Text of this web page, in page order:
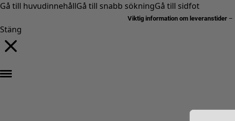
Gå till huvudinnehållGå till snabb sökningGå till sidfot
Viktig information om leveranstider –
Stäng